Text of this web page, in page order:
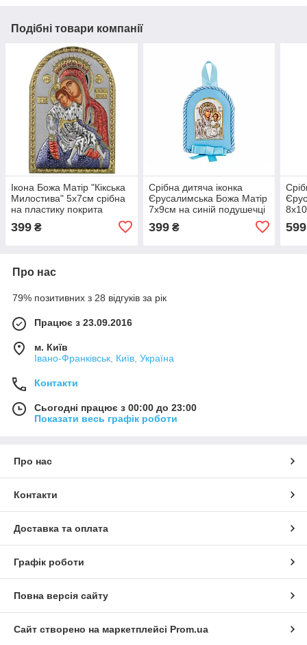
Подібні товари компанії
Ікона Божа Матір "Кікська
Милостива" 5х7см срібна
на пластику покрита
399 ₴
Срібна дитяча іконка
Єрусалимська Божа Матір
7х9см на синій подушечці
399₴ 599
Про нас
79% позитивних з 28 відгуків за рік
Працює з 23.09.2016
м. Київ
Івано-Франківськ, Київ, Україна
Контакти
Сьогодні працює з 00:00 до 23:00
Показати весь графік роботи
Про нас
Контакти
Доставка та оплата
Графік роботи
Повна версія сайту
Сайт створено на маркетплейсі Prom.ua